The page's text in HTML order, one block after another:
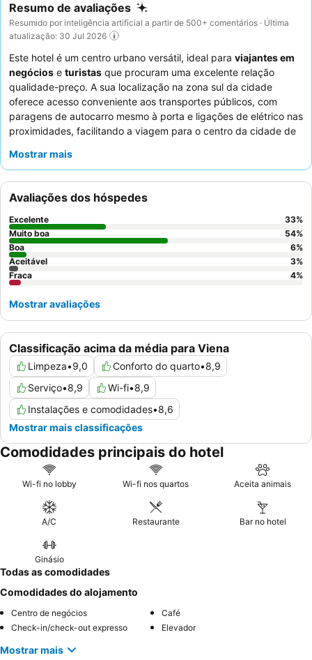
Resumo de avaliações
Resumido por inteligência artificial a partir de 500+ comentários · Última
atualização: 30 Jul 2026
Este hotel é um centro urbano versátil, ideal para viajantes em
negócios e turistas que procuram uma excelente relação
qualidade-preço. A sua localização na zona sul da cidade
oferece acesso conveniente aos transportes públicos, com
paragens de autocarro mesmo à porta e ligações de elétrico nas
proximidades, facilitando a viagem para o centro da cidade de
dispõe de Wi-Fi fiável com capacidades de visualização
limpos, muitos com
vistas deslumbrantes sobre a cidade
partir dos andares superiores. Os hóspedes elogiam
consistentemente o
buffet de pequeno-almoço rico e variado
servido no restaurante do 22º andar, que oferece vistas
excecionais. Para uma estadia mais tranquila, os hóspedes
devem considerar solicitar um quarto virado para o jardim.
Mostrar mais
Classificação acima da média para Viena
Limpeza•9,0 Conforto do quarto•8,9
Serviço•8,9 Wi-fi•8,9
Instalações e comodidades•8,6
Mostrar mais classificações
Avaliações dos hóspedes
Excelente 33%
Muito boa
54%
Boa
6%
Aceitável
3%
Fraca
4%
Mostrar avaliações
Comodidades principais do hotel
Wi-fi no lobby Wi-fi nos quartos Aceita animais
A/C Restaurante Bar no hotel
Ginásio
Todas as comodidades
Comodidades do alojamento
Centro de negócios
Café
Check-in/check-out expresso
Elevador
Mostrar mais